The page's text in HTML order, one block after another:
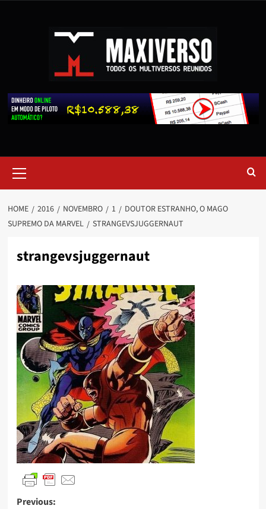
HOME 2016 NOVEMBRO 1
DOUTOR ESTRANHO, O MAGO
SUPREMO DA MARVEL
STRANGEVSJUGGERNAUT
strangevsjuggernaut
Previous: